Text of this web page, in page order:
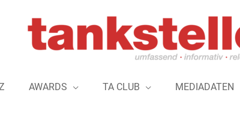
AWARDS TA CLUB MEDIADATEN